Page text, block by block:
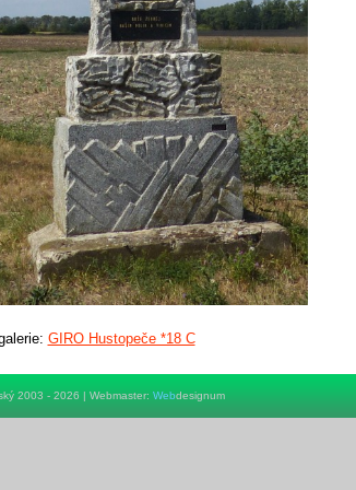
GIRO Hustopeče *18 C
2003 - 2026 | Webmaster: Webdesignum